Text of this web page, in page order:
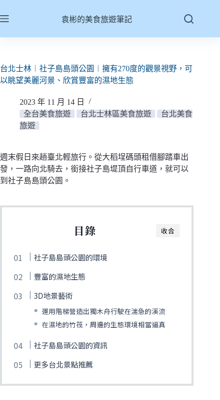
至
容
袁彬的美食旅遊筆記
台北士林︱社子島島頭公園︱擁有270度的觀景視野，可
以眺望美麗河景、欣賞豐富的濕地生態
2023 年 11 月 14 日
全台美食旅遊
台北士林區美食旅遊
台北美食
旅遊
週末假日來趟臺北輕旅行。從大稻埕碼頭租借腳踏車出
發，一路向北騎去，銜接社子島堤頂自行車道，就可以
到社子島島頭公園。
收合
目錄
社子島島頭公園的環境
豐富的濕地生態
3D地景藝術
運用階梯營造出獨木舟行駛在湍急的溪流
在濕地的竹筏，周邊的生態環境相當逼真
社子島島頭公園的資訊
更多台北景點推薦